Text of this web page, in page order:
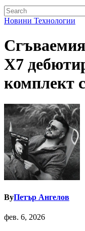
Новини Технологии
X7
комплект
ByПетър Ангелов
фев. 6, 2026